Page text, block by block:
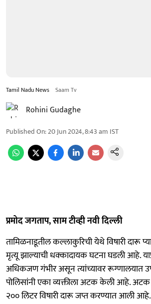
Tamil Nadu News Saam Tv
Rohini Gudaghe
Published On:20 Jun 2024, 8:43 am IST
प्रमोद जगताप, साम टीव्ही नवी दिल्ली
तामिळनाडूतील कल्लाकुरिची येथे विषारी दारू
मृत्यू झाल्याची धक्कादायक घटना घडली आहे.
अधिकजण गंभीर असून त्यांच्यावर रूग्णालयात
पोलिसांनी एका व्यक्तीला अटक केली आहे.
२०० लिटर विषारी दारू जप्त करण्यात आली आहे.